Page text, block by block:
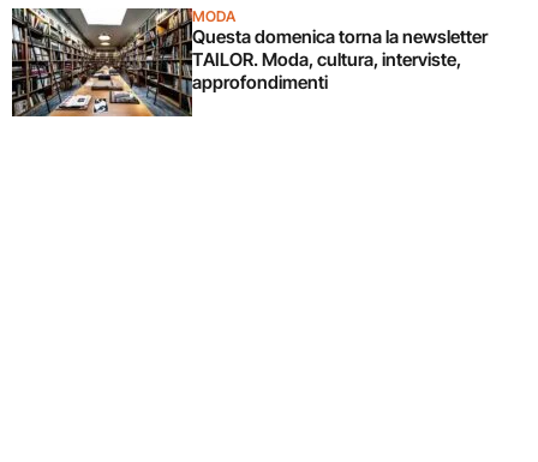
MODA
Questa domenica torna la newsletter
TAILOR. Moda, cultura, interviste,
approfondimenti